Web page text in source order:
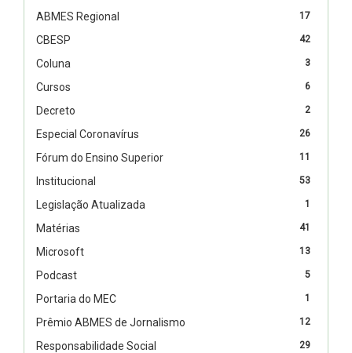
17
ABMES Regional
42
CBESP
3
Coluna
6
Cursos
2
Decreto
26
Especial Coronavírus
11
Fórum do Ensino Superior
53
Institucional
1
Legislação Atualizada
41
Matérias
13
Microsoft
5
Podcast
1
Portaria do MEC
12
Prêmio ABMES de Jornalismo
29
Responsabilidade Social